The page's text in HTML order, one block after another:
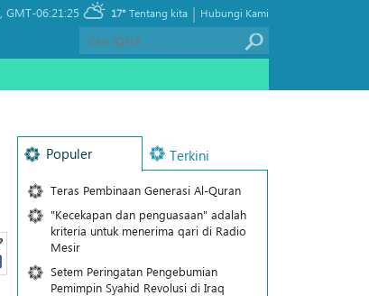
GMT-06:21:25 17° Hubungi Kami
|
Tentang kita
Populer Terkini
Teras Pembinaan Generasi Al-Quran
"Kecekapan dan penguasaan" adalah
kriteria untuk menerima qari di Radio
Mesir
Setem Peringatan Pengebumian
Pemimpin Syahid Revolusi di Iraq